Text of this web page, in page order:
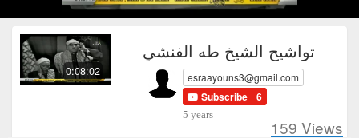
0:08:02
تواشيح الشيخ طه الفنشي
esraayouns3@gmail.com
Subscribe 6
5 years
159 Views